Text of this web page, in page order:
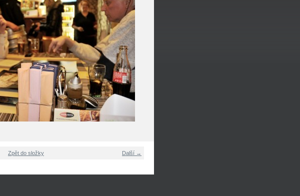
Další →
Zpět do složky